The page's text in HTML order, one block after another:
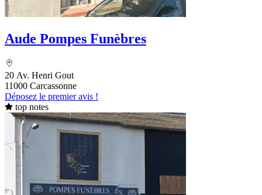
Aude Pompes Funèbres
20 Av. Henri Gout
11000 Carcassonne
Déposez le premier avis !
top notes